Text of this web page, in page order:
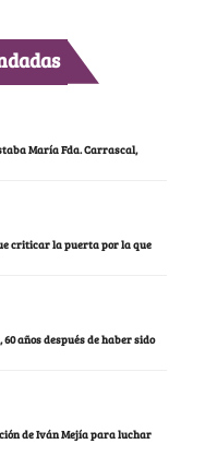
María Fda. Carrascal,
criticar la puerta por la que
años después de haber sido
de Iván Mejía para luchar